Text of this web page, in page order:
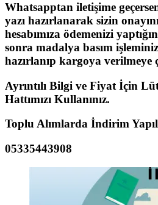
Whatsapptan iletişime
yazı hazırlanarak sizin
hesabımıza ödemenizi
sonra madalya basım
hazırlanıp kargoya verilmeye
Ayrıntılı Bilgi ve Fiyat İçin
Hattımızı Kullanınız.
Toplu Alımlarda İndirim
05335443908